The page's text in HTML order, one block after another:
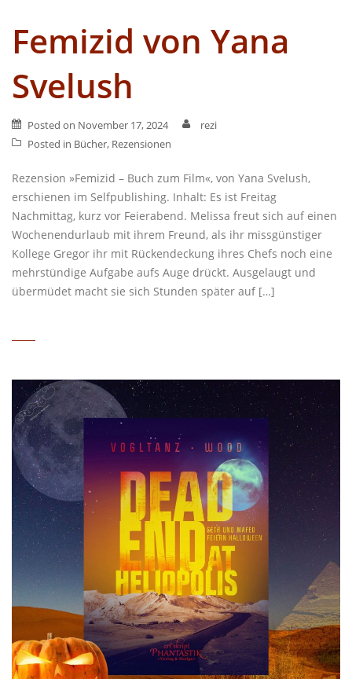
Femizid von Yana
Svelush
Posted on November 17, 2024
rezi
Posted in Bücher, Rezensionen
Rezension »Femizid – Buch zum Film«, von Yana Svelush,
erschienen im Selfpublishing. Inhalt: Es ist Freitag
Nachmittag, kurz vor Feierabend. Melissa freut sich auf einen
Wochenendurlaub mit ihrem Freund, als ihr missgünstiger
Kollege Gregor ihr mit Rückendeckung ihres Chefs noch eine
mehrstündige Aufgabe aufs Auge drückt. Ausgelaugt und
übermüdet macht sie sich Stunden später auf […]